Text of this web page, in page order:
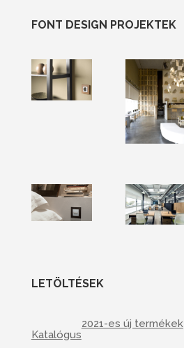
FONT DESIGN PROJEKTEK
LETÖLTÉSEK
Katalógus
2021-es új termékek